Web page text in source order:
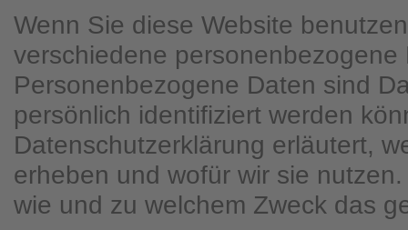
Wenn Sie diese Website
verschiedene personenbezogene
Personenbezogene Daten sind
persönlich identifiziert werden
Datenschutzerklärung erläutert,
erheben und wofür wir sie
wie und zu welchem Zweck das